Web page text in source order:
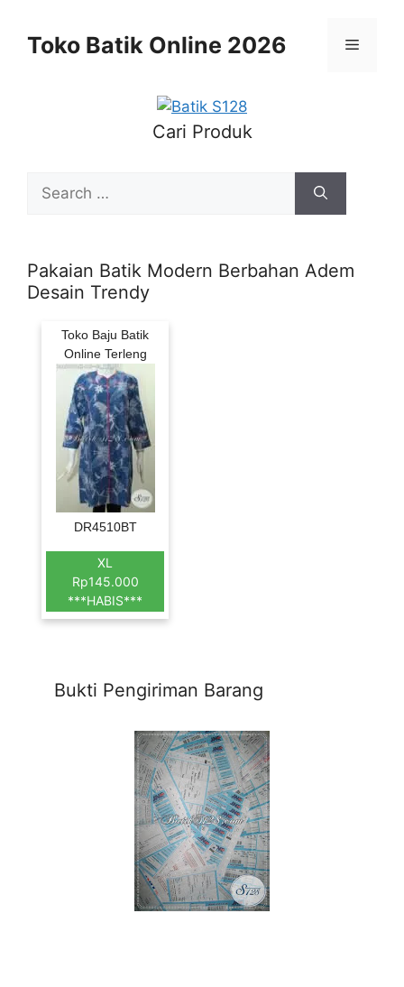
contentToko Batik Online 2026 Menu
Cari Produk
for:
Pakaian Batik Modern Berbahan Adem
Desain Trendy
Toko Baju Batik
Online Terleng
DR4510BT
XL
Rp145.000
***HABIS***
Bukti Pengiriman Barang